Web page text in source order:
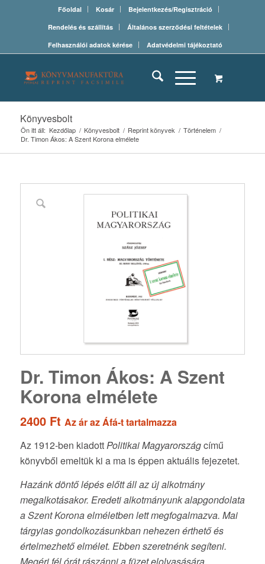
Főoldal Kosár
Bejelentkezés/Regisztráció
Rendelés és szállítás
Általános szerződési feltételek
Felhasználói adatok kérése
Adatvédelmi tájékoztató
Könyvesbolt
Ön itt áll: Kezdőlap / Könyvesbolt / Reprint könyvek / Történelem /
Dr. Timon Ákos: A Szent Korona elmélete
Dr. Timon Ákos: A Szent
Korona elmélete
2400 Ft Az ár az Áfá-t tartalmazza
Az 1912-ben kiadottPolitikai Magyarországcímű
könyvből emeltük ki a ma is éppen aktuális fejezetet.
Hazánk döntő lépés előtt áll az új alkotmány
megalkotásakor. Eredeti alkotmányunk alapgondolata
a Szent Korona elméletben lett megfogalmazva. Mai
tárgyias gondolkozásunkban nehezen érthető és
értelmezhető elmélet. Ebben szeretnénk segíteni.
Megéri fél órát rászánni a füzet elolvasására.